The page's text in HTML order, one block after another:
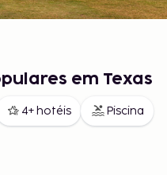
em Texas
4+ hotéis Piscina